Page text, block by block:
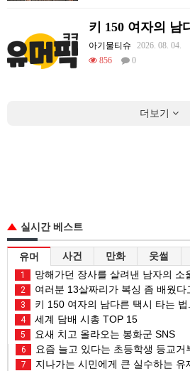
키 150 여자의 남
아기물티슈
2026. 08. 04.
856
0
더보기
실시간 베스트
유머 사건 만화 웃썰
1 망해가던 장사를 살려낸 남자의 소울
2 여러분 13살짜리가 복싱 좀 배웠다고
3 키 150 여자의 남다른 택시 타는
4 세계 담배 시총 TOP 15
5 요새 치고 올라오는 봉화군 SNS
6 요즘 늘고 있다는 초등학생 등교거
7 지나가는 시민에게 큰 실수하는 유